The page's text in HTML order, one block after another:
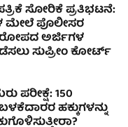
ಪತ್ರಿಕೆ ಸೋರಿಕೆ ಪ್ರತಿಭಟನೆ:
ಮೇಲೆ ಪೊಲೀಸರ
ಅರ್ಜಿಗಳ
ಸುಪ್ರೀಂ ಕೋರ್ಟ್
ಪರೀಕ್ಷೆ: 150
ಹಕ್ಕುಗಳನ್ನು